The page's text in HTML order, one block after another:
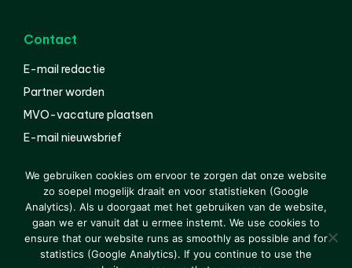
Contact
E-mail redactie
Partner worden
MVO-vacature plaatsen
E-mail nieuwsbrief
© 2000-2026 Van der Molen EIS Colofon
Disclaimer
Privacy
We gebruiken cookies om ervoor te zorgen dat onze website
zo soepel mogelijk draait en voor statistieken (Google
Analytics). Als u doorgaat met het gebruiken van de website,
gaan we er vanuit dat u ermee instemt. We use cookies to
ensure that our website runs as smoothly as possible and for
statistics (Google Analytics). If you continue to use the